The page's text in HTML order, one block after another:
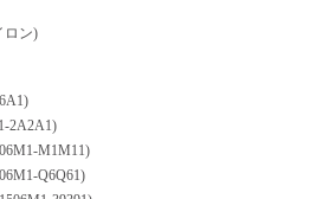
ロン)
2A2A1)
M1M11)
Q6Q61)